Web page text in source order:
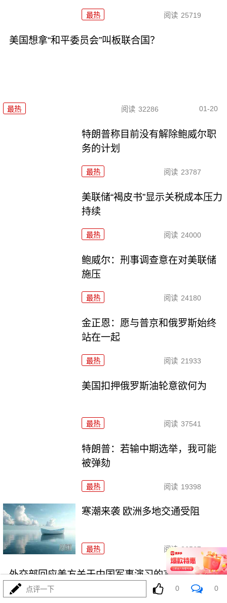
最热 阅读 25719
美国想拿“和平委员会”叫板联合国？
最热 阅读 32286 01-20
特朗普称目前没有解除鲍威尔职
务的计划
最热 阅读 23787
美联储“褐皮书”显示关税成本压力
持续
最热 阅读 24000
鲍威尔：刑事调查意在对美联储
施压
最热 阅读 24180
金正恩：愿与普京和俄罗斯始终
站在一起
最热 阅读 21933
美国扣押俄罗斯油轮意欲何为
最热 阅读 37541
特朗普：若输中期选举，我可能
被弹劾
最热 阅读 19398
寒潮来袭 欧洲多地交通受阻
最热 阅读 26567
外交部回应美方关于中国军事演习的言论
点评一下 0 0